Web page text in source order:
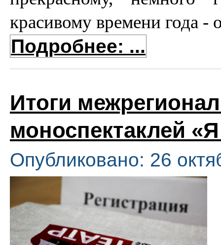
красивому времени года -
Подробнее: ...
Итоги
моноспектаклей
Опубликовано: 26